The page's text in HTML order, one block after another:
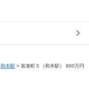
和木駅 > 装束町５（和木駅） 900万円